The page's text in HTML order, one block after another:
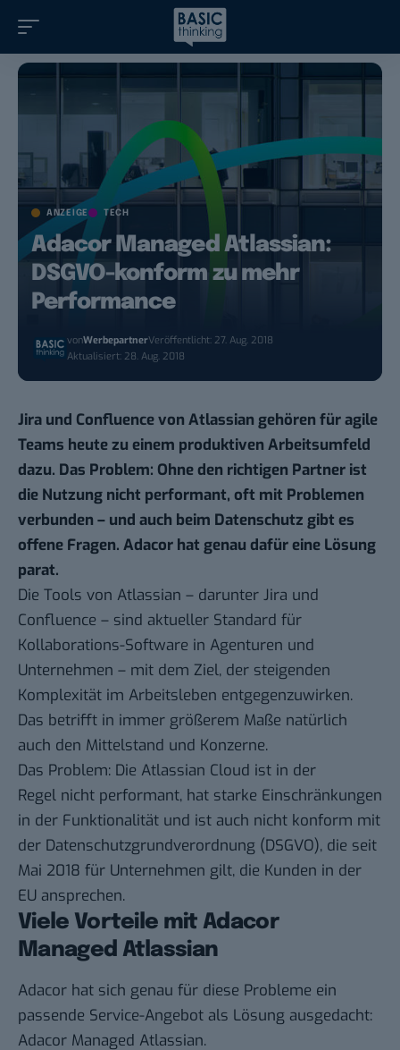
ANZEIGE TECH
Adacor Managed Atlassian:
DSGVO-konform zu mehr
Performance
vonWerbepartnerVeröffentlicht: 27. Aug. 2018
Aktualisiert: 28. Aug. 2018
Jira und Confluence von Atlassian gehören für agile
Teams heute zu einem produktiven Arbeitsumfeld
dazu. Das Problem: Ohne den richtigen Partner ist
die Nutzung nicht performant, oft mit Problemen
verbunden – und auch beim Datenschutz gibt es
offene Fragen. Adacor hat genau dafür eine Lösung
parat.
Die Tools von Atlassian – darunter Jira und
Confluence – sind aktueller Standard für
Kollaborations-Software in Agenturen und
Unternehmen – mit dem Ziel, der steigenden
Komplexität im Arbeitsleben entgegenzuwirken.
Das betrifft in immer größerem Maße natürlich
auch den Mittelstand und Konzerne.
Das Problem: Die Atlassian Cloud ist in der
Regel nicht performant, hat starke Einschränkungen
in der Funktionalität und ist auch nicht konform mit
der Datenschutzgrundverordnung (DSGVO), die seit
Mai 2018 für Unternehmen gilt, die Kunden in der
EU ansprechen.
Viele Vorteile mit Adacor
Managed Atlassian
Adacor hat sich genau für diese Probleme ein
passende Service-Angebot als Lösung ausgedacht:
Adacor Managed Atlassian.